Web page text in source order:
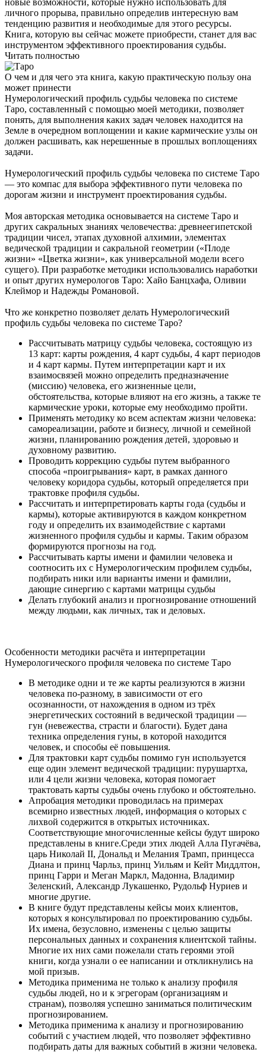
личного прорыва, правильно определив интересную вам
тенденцию развития и необходимые для этого ресурсы.
Книга, которую вы сейчас можете приобрести, станет для вас
инструментом эффективного проектирования судьбы.
Читать полностью
О чем и для чего эта книга, какую практическую пользу она
может принести
Нумерологический профиль судьбы человека по системе
Таро, составленный с помощью моей методики, позволяет
понять, для выполнения каких задач человек находится на
Земле в очередном воплощении и какие кармические узлы он
должен расшивать, как нерешенные в прошлых воплощениях
задачи.
Нумерологический профиль судьбы человека по системе Таро
— это компас для выбора эффективного пути человека по
дорогам жизни и инструмент проектирования судьбы.
Моя авторская методика основывается на системе Таро и
других сакральных знаниях человечества: древнеегипетской
традиции чисел, этапах духовной алхимии, элементах
ведической традиции и сакральной геометрии («Плоде
жизни» «Цветка жизни», как универсальной модели всего
сущего). При разработке методики использовались наработки
и опыт других нумерологов Таро: Хайо Банцхафа, Оливии
Клеймор и Надежды Романовой.
Что же конкретно позволяет делать Нумерологический
профиль судьбы человека по системе Таро?
Рассчитывать матрицу судьбы человека, состоящую из
13 карт: карты рождения, 4 карт судьбы, 4 карт периодов
и 4 карт кармы. Путем интерпретации карт и их
взаимосвязей можно определить предназначение
(миссию) человека, его жизненные цели,
обстоятельства, которые влияют на его жизнь, а также те
кармические уроки, которые ему необходимо пройти.
Применять методику ко всем аспектам жизни человека:
самореализации, работе и бизнесу, личной и семейной
жизни, планированию рождения детей, здоровью и
духовному развитию.
Проводить коррекцию судьбы путем выбранного
способа «проигрывания» карт, в рамках данного
человеку коридора судьбы, который определяется при
трактовке профиля судьбы.
Рассчитать и интерпретировать карты года (судьбы и
кармы), которые активируются в каждом конкретном
году и определить их взаимодействие с картами
жизненного профиля судьбы и кармы. Таким образом
формируются прогнозы на год.
Рассчитывать карты имени и фамилии человека и
соотносить их с Нумерологическим профилем судьбы,
подбирать ники или варианты имени и фамилии,
дающие синергию с картами матрицы судьбы
Делать глубокий анализ и прогнозирование отношений
между людьми, как личных, так и деловых.
Особенности методики расчёта и интерпретации
Нумерологического профиля человека по системе Таро
В методике одни и те же карты реализуются в жизни
человека по-разному, в зависимости от его
осознанности, от нахождения в одном из трёх
энергетических состояний в ведической традиции —
гун (невежества, страсти и благости). Будет дана
техника определения гуны, в которой находится
человек, и способы её повышения.
Для трактовки карт судьбы помимо гун используется
еще один элемент ведической традиции: пурушартха,
или 4 цели жизни человека, которая помогает
трактовать карты судьбы очень глубоко и обстоятельно.
Апробация методики проводилась на примерах
всемирно известных людей, информация о которых с
лихвой содержится в открытых источниках.
Соответствующие многочисленные кейсы будут широко
представлены в книге.Среди этих людей Алла Пугачёва,
царь Николай II, Дональд и Мелания Трамп, принцесса
Диана и принц Чарльз, принц Уильям и Кейт Миддлтон,
принц Гарри и Меган Маркл, Мадонна, Владимир
Зеленский, Александр Лукашенко, Рудольф Нуриев и
многие другие.
В книге будут представлены кейсы моих клиентов,
которых я консультировал по проектированию судьбы.
Их имена, безусловно, изменены с целью защиты
персональных данных и сохранения клиентской тайны.
Многие их них сами пожелали стать героями этой
книги, когда узнали о ее написании и откликнулись на
мой призыв.
Методика применима не только к анализу профиля
судьбы людей, но и к эгрегорам (организациям и
странам), позволяя успешно заниматься политическим
прогнозированием.
Методика применима к анализу и прогнозированию
событий с участием людей, что позволяет эффективно
подбирать даты для важных событий в жизни человека.